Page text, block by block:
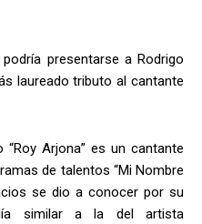
presentarse a Rodrigo
laureado tributo al cantante
Arjona” es un cantante
de talentos “Mi Nombre
se dio a conocer por su
similar a la del artista